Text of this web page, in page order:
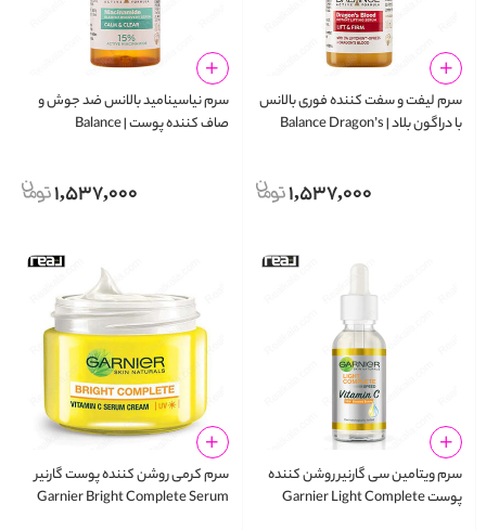
سرم لیفت و سفت‌ کننده فوری بالانس
با دراگون بلاد | Balance Dragon’s
1,537,000
سرم نیاسینامید بالانس ضد جوش و
صاف‌ کننده پوست | Balance
1,537,000
سرم ویتامین سی گارنیر روشن کننده
پوست Garnier Light Complete
سرم کرمی روشن کننده پوست گارنیر
Garnier Bright Complete Serum